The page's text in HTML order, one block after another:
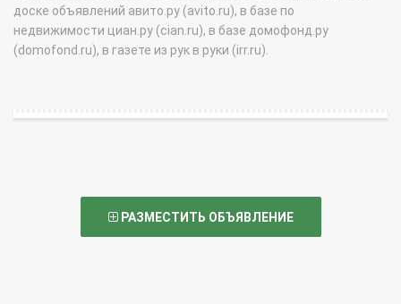
доске объявлений авито.ру (avito.ru), в базе по
недвижимости циан.ру (cian.ru), в базе домофонд.ру
(domofond.ru), в газете из рук в руки (irr.ru).
РАЗМЕСТИТЬ ОБЪЯВЛЕНИЕ